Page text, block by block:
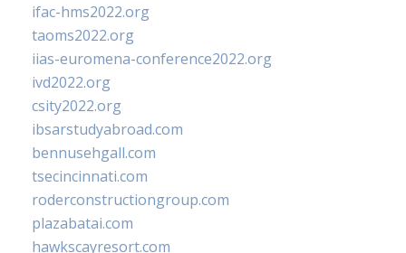
ifac-hms2022.org
taoms2022.org
iias-euromena-conference2022.org
ivd2022.org
csity2022.org
ibsarstudyabroad.com
bennusehgall.com
tsecincinnati.com
roderconstructiongroup.com
plazabatai.com
hawkscayresort.com